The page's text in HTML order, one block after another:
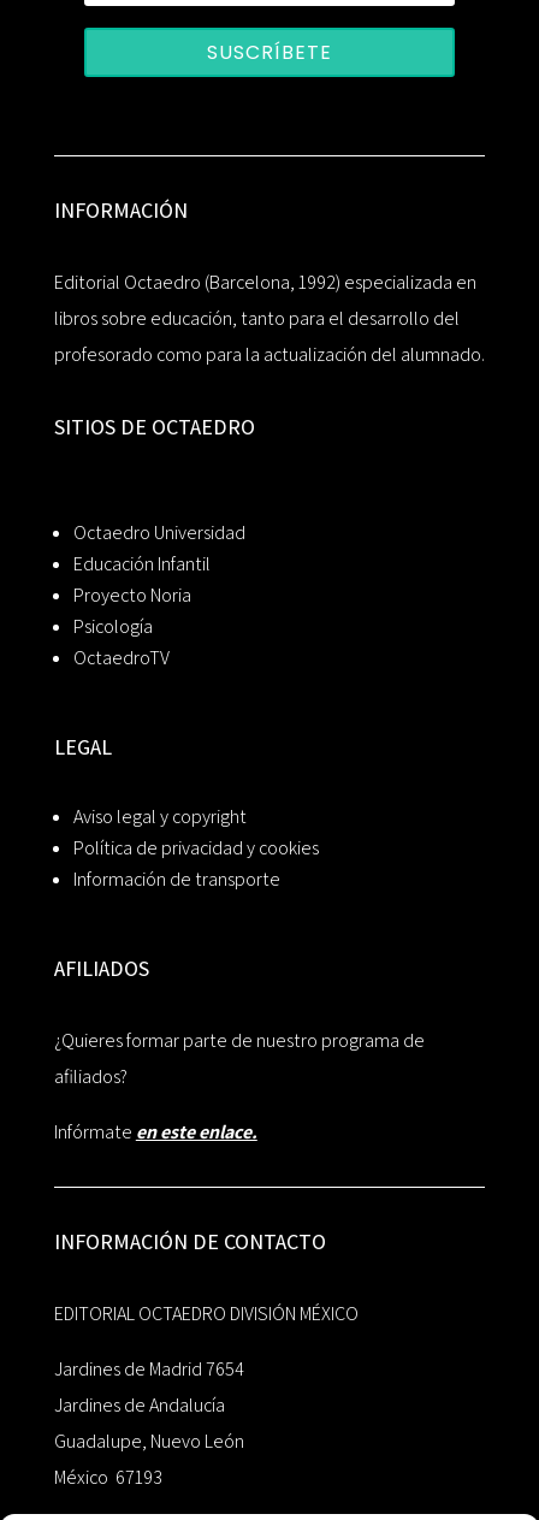
SUSCRÍBETE
INFORMACIÓN
Editorial Octaedro (Barcelona, 1992) especializada en
libros sobre educación, tanto para el desarrollo del
profesorado como para la actualización del alumnado.
SITIOS DE OCTAEDRO
Octaedro Universidad
Educación Infantil
Proyecto Noria
Psicología
OctaedroTV
LEGAL
Aviso legal y copyright
Política de privacidad y cookies
Información de transporte
AFILIADOS
¿Quieres formar parte de nuestro programa de
afiliados?
Infórmate en este enlace.
INFORMACIÓN DE CONTACTO
EDITORIAL OCTAEDRO DIVISIÓN MÉXICO
Jardines de Madrid 7654
Jardines de Andalucía
Guadalupe, Nuevo León
México 67193